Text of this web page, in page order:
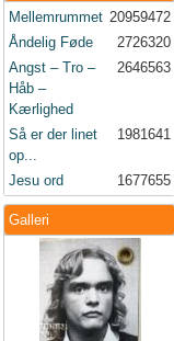
Mellemrummet 20959472
Åndelig Føde
2726320
Angst – Tro –
Håb –
Kærlighed
2646563
Så er der linet
op...
1981641
Jesu ord 1677655
Galleri